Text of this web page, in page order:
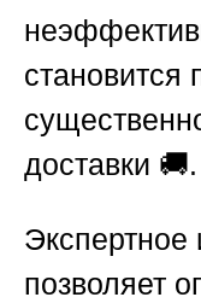
становится
доставки 🚚.
Экспертное
позволяет